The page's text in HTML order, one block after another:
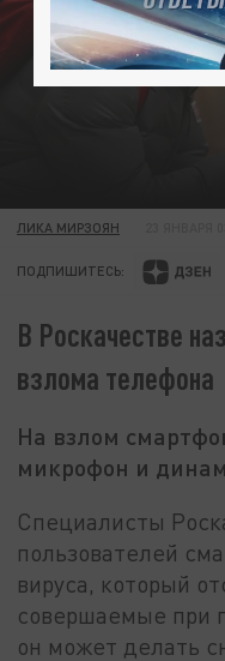
ЛИКА МИРЗОЯН
ПОДПИШИТЕСЬ:
В Роскачестве
взлома телефона
На взлом
микрофон и
Специалисты
пользователей
вируса, который
совершаемые при
он может делать